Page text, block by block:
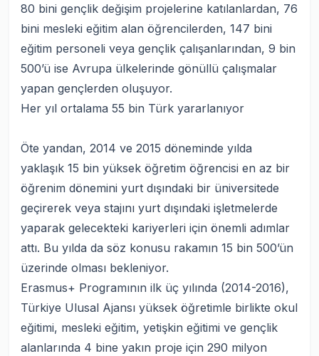
80 bini gençlik değişim projelerine katılanlardan, 76
bini mesleki eğitim alan öğrencilerden, 147 bini
eğitim personeli veya gençlik çalışanlarından, 9 bin
500’ü ise Avrupa ülkelerinde gönüllü çalışmalar
yapan gençlerden oluşuyor.
Her yıl ortalama 55 bin Türk yararlanıyor
Öte yandan, 2014 ve 2015 döneminde yılda
yaklaşık 15 bin yüksek öğretim öğrencisi en az bir
öğrenim dönemini yurt dışındaki bir üniversitede
geçirerek veya stajını yurt dışındaki işletmelerde
yaparak gelecekteki kariyerleri için önemli adımlar
attı. Bu yılda da söz konusu rakamın 15 bin 500’ün
üzerinde olması bekleniyor.
Erasmus+ Programının ilk üç yılında (2014-2016),
Türkiye Ulusal Ajansı yüksek öğretimle birlikte okul
eğitimi, mesleki eğitim, yetişkin eğitimi ve gençlik
alanlarında 4 bine yakın proje için 290 milyon